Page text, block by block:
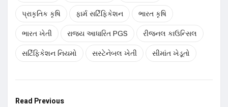
પ્રાકૃતિક કૃષિ ફાર્મ સર્ટિફિકેશન ભારત કૃષિ
ભારત ખેતી રાજ્ય આધારિત PGS રીજનલ કાઉન્સિલ
સર્ટિફિકેશન નિયમો સસ્ટેનેબલ ખેતી સીમાંત ખેડૂતો
Read Previous